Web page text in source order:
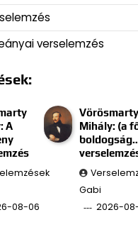
verselemzés
A
08-06
Vörösmarty
Mihály: (a
Gabi
2026-